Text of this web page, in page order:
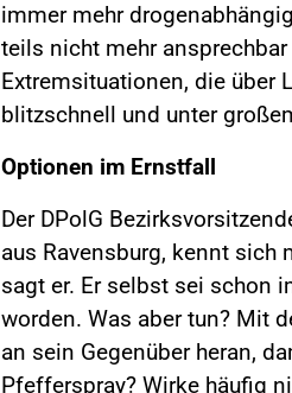
immer mehr
teils nicht mehr
Extremsituationen, die über
blitzschnell und unter
Optionen im Ernstfall
Der DPolG
aus Ravensburg, kennt sich
sagt er. Er selbst sei schon
worden. Was aber tun? Mit
an sein Gegenüber heran,
Pfefferspray? Wirke häufig